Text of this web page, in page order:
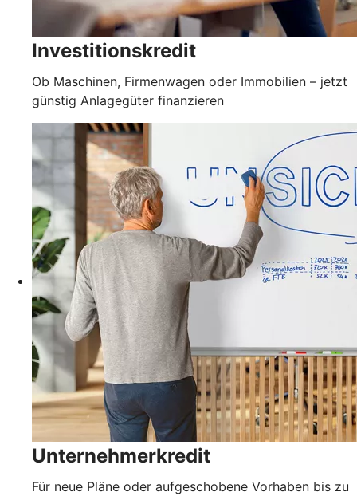
Investitionskredit
Ob Maschinen, Firmenwagen oder Immobilien – jetzt
günstig Anlagegüter finanzieren
Unternehmerkredit
Für neue Pläne oder aufgeschobene Vorhaben bis zu